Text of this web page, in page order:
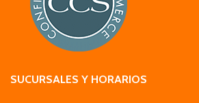
SUCURSALES Y HORARIOS